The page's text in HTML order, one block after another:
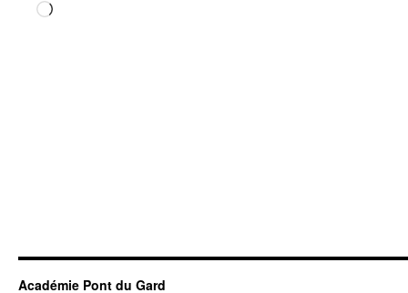
Chargement…
Académie Pont du Gard